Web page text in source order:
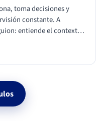
toma decisiones y
constante. A
entiende el contexto
la conversación social.